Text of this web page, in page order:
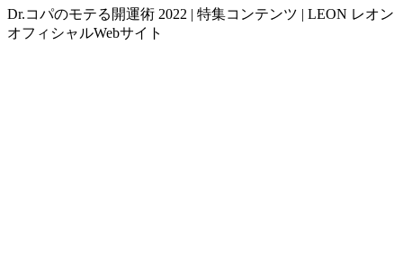
Dr.コパのモテる開運術 2022 | 特集コンテンツ | LEON レオン
オフィシャルWebサイト